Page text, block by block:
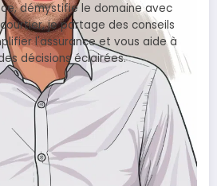
démystifie le domaine avec
je partage des conseils
l'assurance et vous aide à
décisions éclairées.